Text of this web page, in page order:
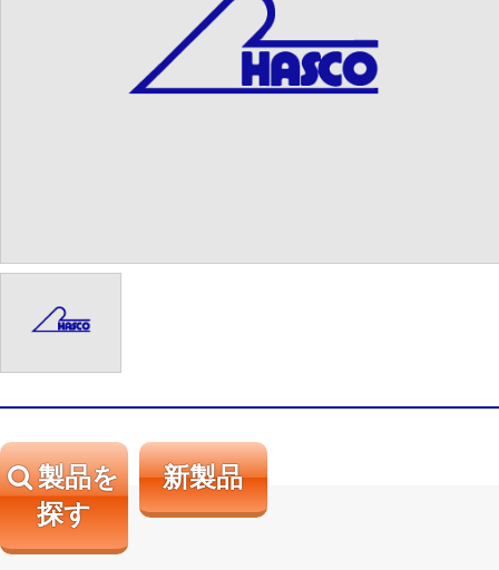
製品を
探す
新製品